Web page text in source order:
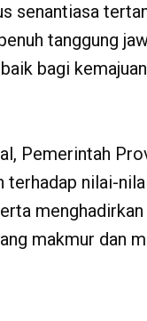
senantiasa
tanggung
bagi kemajuan
Pemerintah
nilai-
menghadirkan
makmur dan